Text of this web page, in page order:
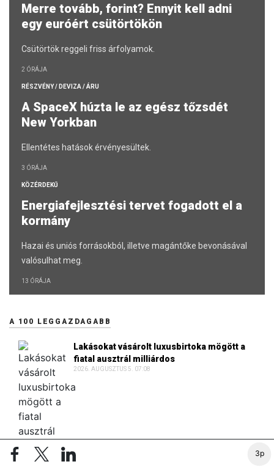
3p
Merre tovább, forint? Ennyit kell adni
egy euróért csütörtökön
Csütörtök reggeli friss árfolyamok.
2 ÓRÁJA
RÉSZVÉNY / DEVIZA / ÁRU
A SpaceX húzta le az egész tőzsdét
New Yorkban
Ellentétes hatások érvényesültek.
3 ÓRÁJA
KÖZÉRDEKŰ
Energiafejlesztési tervet fogadott el a
kormány
Hazai és uniós forrásokból, illetve magántőke bevonásával
valósulhat meg.
13 ÓRÁJA
A 100 LEGGAZDAGABB
Lakásokat vásárolt luxusbirtoka mögött a
fiatal ausztrál milliárdos
2026. AUGUSZTUS 5. 07:08